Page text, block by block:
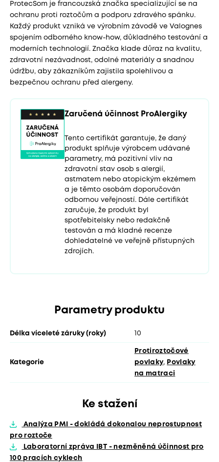
ProtecSom je francouzská značka specializující se na
ochranu proti roztočům a podporu zdravého spánku.
Každý produkt vzniká ve výrobním závodě ve Valognes
spojením odborného know-how, důkladného testování a
moderních technologií. Značka klade důraz na kvalitu,
zdravotní nezávadnost, odolné materiály a snadnou
údržbu, aby zákazníkům zajistila spolehlivou a
bezpečnou ochranu před alergeny.
Zaručená účinnost ProAlergiky
Tento certifikát garantuje, že daný
produkt splňuje výrobcem udávané
parametry, má pozitivní vliv na
zdravotní stav osob s alergií,
astmatem nebo atopickým ekzémem
a je těmto osobám doporučován
odbornou veřejností. Dále certifikát
zaručuje, že produkt byl
spotřebitelsky nebo redakčně
testován a má kladné recenze
dohledatelné ve veřejně přístupných
zdrojích.
Parametry produktu
Délka víceleté záruky (roky) 10
Kategorie
Protiroztočové
povlaky, Povlaky
na matraci
Ke stažení
Analýza PMI - dokládá dokonalou neprostupnost
pro roztoče
Laboratorní zpráva IBT - nezměněná účinnost pro
100 pracích cyklech